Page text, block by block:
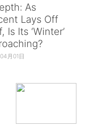
As
Lays Off
Is Its ‘Winter’
月01日